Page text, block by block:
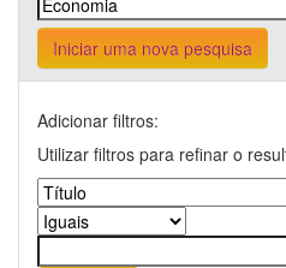
Iniciar uma nova pesquisa
Adicionar filtros:
Utilizar filtros para refinar o